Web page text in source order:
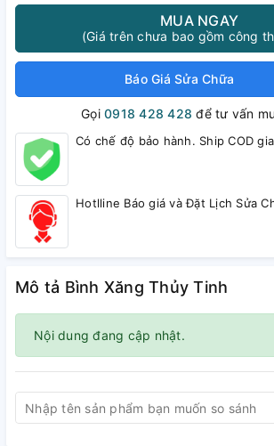
MUA NGAY
(Giá trên chưa bao gồm công
Báo Giá Sửa Chữa
Gọi0918 428 428 để tư vấn
Có chế độ bảo hành. Ship COD
Hotlline Báo giá và Đặt Lịch Sửa
Mô tả Bình Xăng Thủy Tinh
Nội dung đang cập nhật.